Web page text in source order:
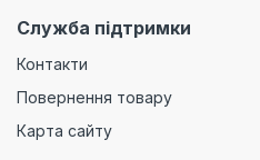
Служба підтримки
Контакти
Повернення товару
Карта сайту